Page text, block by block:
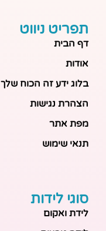
תפריט ניווט
דף הבית
אודות
בלוג ידע זה הכוח שלך
הצהרת נגישות
מפת אתר
תנאי שימוש
סוגי לידות
לידת ואקום